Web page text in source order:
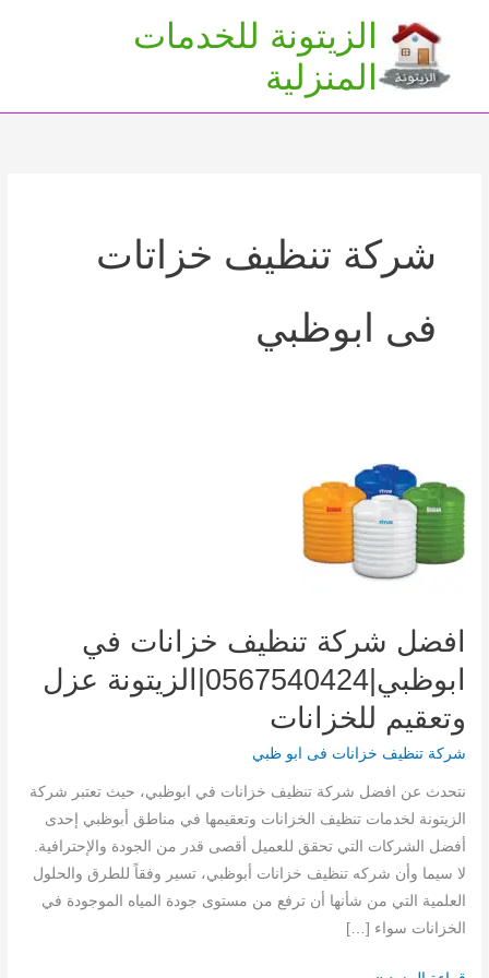
المحتوى
الزيتونة للخدمات
المنزلية
شركة تنظيف خزاتات
فى ابوظبي
افضل شركة تنظيف خزانات في
ابوظبي|0567540424|الزيتونة عزل
وتعقيم للخزانات
شركة تنظيف خزانات فى ابو ظبي
نتحدث عن افضل شركة تنظيف خزانات في ابوظبي، حيث تعتبر شركة
الزيتونة لخدمات تنظيف الخزانات وتعقيمها في مناطق أبوظبي إحدى
أفضل الشركات التي تحقق للعميل أقصى قدر من الجودة والإحترافية.
لا سيما وأن شركه تنظيف خزانات أبوظبي، تسير وفقاً للطرق والحلول
العلمية التي من شأنها أن ترفع من مستوى جودة المياه الموجودة في
الخزانات سواء […]